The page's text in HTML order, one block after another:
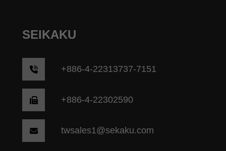
SEIKAKU
+886-4-22313737-7151
+886-4-22302590
twsales1@sekaku.com